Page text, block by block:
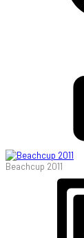
Beachcup 2011